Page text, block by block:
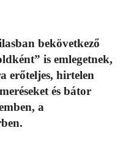
bekövetkező
is emlegetnek,
erőteljes, hirtelen
és bátor
a